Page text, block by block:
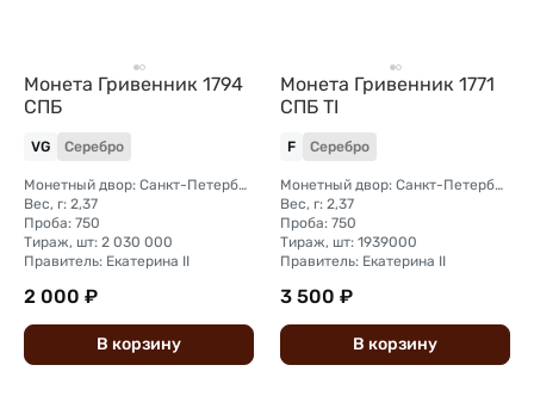
Монета Гривенник 1794
СПБ
VG Серебро
Монетный двор: Санкт-Петербургский монетный двор
Вес, г: 2,37
Проба: 750
Тираж, шт: 2 030 000
Правитель: Екатерина II
2 000 ₽
В корзину
Монета Гривенник 1771
СПБ TI
F Серебро
Монетный двор: Санкт-Петербургский монетный двор
Вес, г: 2,37
Проба: 750
Тираж, шт: 1939000
Правитель: Екатерина II
3 500 ₽
В корзину